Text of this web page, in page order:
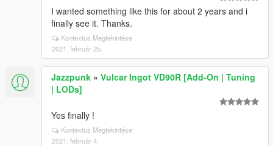
I wanted something like this for about 2 years and i
finally see it. Thanks.
Kontextus Megtekintése
2021. február 25.
Jazzpunk » Vulcar Ingot VD90R [Add-On | Tuning
| LODs]
Yes finally !
Kontextus Megtekintése
2021. február 4.